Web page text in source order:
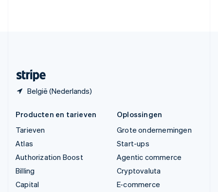
België (Nederlands)
Producten en tarieven
Tarieven
Atlas
Authorization Boost
Billing
Capital
Oplossingen
Grote ondernemingen
Start-ups
Agentic commerce
Cryptovaluta
E-commerce